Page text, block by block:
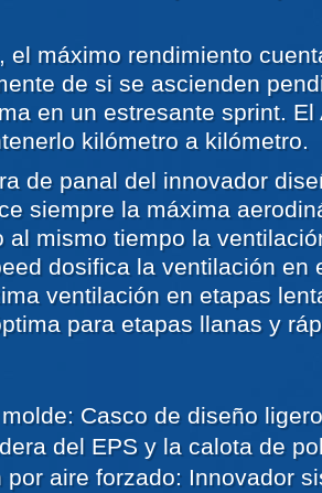
el máximo rendimiento
de si se ascienden
en un estresante sprint. El
kilómetro a kilómetro.
de panal del innovador
siempre la máxima
al mismo tiempo la
dosifica la ventilación en
ventilación en etapas
para etapas llanas y
Casco de diseño
del EPS y la calota de
por aire forzado: Innovador